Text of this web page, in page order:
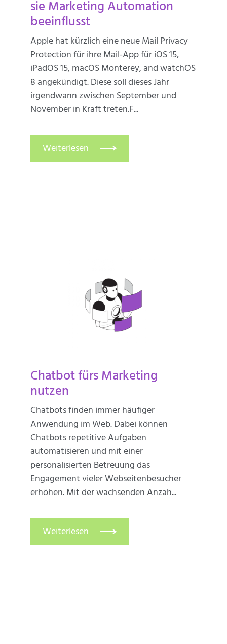
sie Marketing Automation
beeinflusst
Apple hat kürzlich eine neue Mail Privacy
Protection für ihre Mail-App für iOS 15,
iPadOS 15, macOS Monterey, and watchOS
8 angekündigt. Diese soll dieses Jahr
irgendwann zwischen September und
November in Kraft treten.F...
Weiterlesen
Chatbot fürs Marketing
nutzen
Chatbots finden immer häufiger
Anwendung im Web. Dabei können
Chatbots repetitive Aufgaben
automatisieren und mit einer
personalisierten Betreuung das
Engagement vieler Webseitenbesucher
erhöhen. Mit der wachsenden Anzah...
Weiterlesen